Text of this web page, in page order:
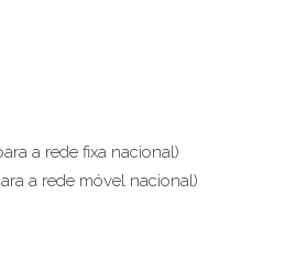
a rede fixa nacional)
a rede móvel nacional)